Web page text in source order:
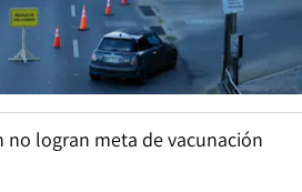
no logran meta de vacunación